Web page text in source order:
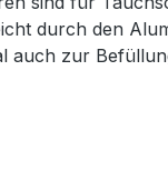
durch den
auch zur